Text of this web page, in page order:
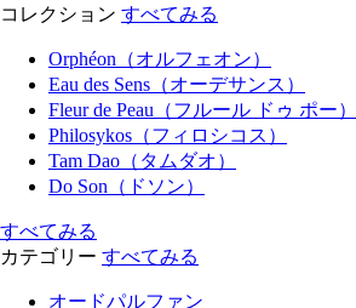
コレクション すべてみる
Orphéon（オルフェオン）
Eau des Sens（オーデサンス）
Fleur de Peau（フルール ドゥ ポー）
Philosykos（フィロシコス）
Tam Dao（タムダオ）
Do Son（ドソン）
すべてみる
カテゴリー すべてみる
オードパルファン